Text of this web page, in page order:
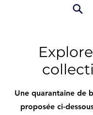
Une quarantaine de
proposée ci-